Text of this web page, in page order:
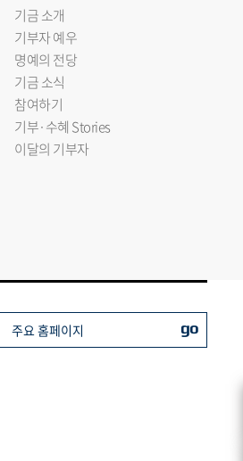
기금 소개
기부자 예우
명예의 전당
기금 소식
참여하기
기부·수혜 Stories
이달의 기부자
주요 홈페이지 go